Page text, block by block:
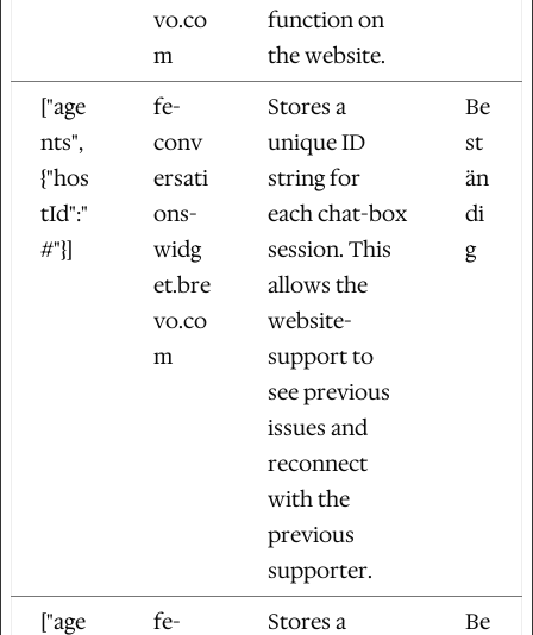
vo.co
m
function on
the website.
["age
nts",
{"hos
tId":"
#"}]
fe-
conv
ersati
ons-
widg
et.bre
vo.co
m
Stores a
unique ID
string for
each chat-box
session. This
allows the
website-
support to
see previous
issues and
reconnect
with the
previous
supporter.
Be
st
än
di
g
["age
fe-
Stores a
Be